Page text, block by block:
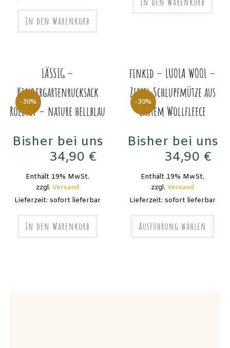
In den Warenkorb
-30%
LÄSSIG –
Kindergartenrucksack
Rolltop – nature hellblau
Bisher bei uns
34,90 €
Enthält 19% MwSt.
zzgl. Versand
Lieferzeit: sofort lieferbar
In den Warenkorb
-30%
finkid – LUOLA WOOL –
Zipfel Schlupfmütze aus
zartem Wollfleece
Bisher bei uns
34,90 €
Enthält 19% MwSt.
zzgl. Versand
Lieferzeit: sofort lieferbar
Ausführung wählen